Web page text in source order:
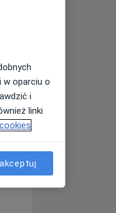
Śr,
12 Sie
w oparciu o
i
linki